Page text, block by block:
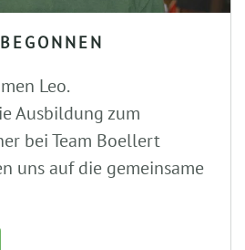
Leo.
Ausbildung zum
bei Team Boellert
uns auf die gemeinsame